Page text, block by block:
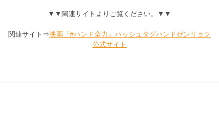
▼▼関連サイトよりご覧ください。▼▼
関連サイト⇒映画『#ハンド全力』ハッシュタグハンドゼンリョク
公式サイト